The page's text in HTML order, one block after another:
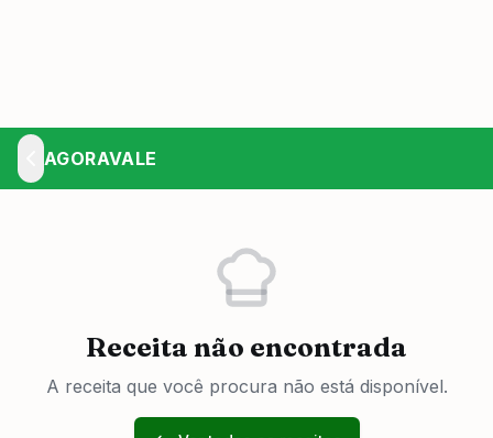
AGORAVALE
Receita não encontrada
A receita que você procura não está disponível.